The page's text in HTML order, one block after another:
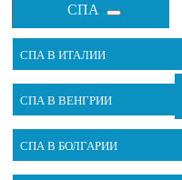
СПА
СПА В ИТАЛИИ
СПА В ВЕНГРИИ
СПА В БОЛГАРИИ